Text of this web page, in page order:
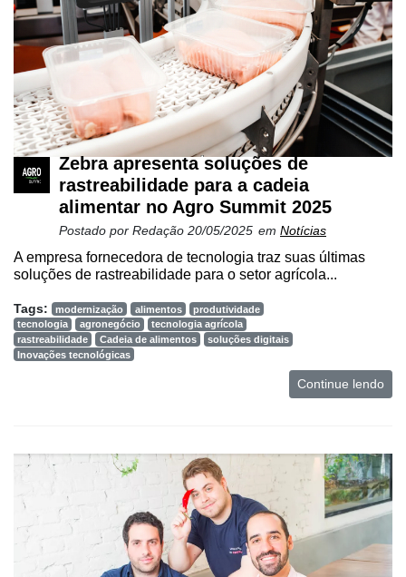
Zebra apresenta soluções de
rastreabilidade para a cadeia
alimentar no Agro Summit 2025
Postado por Redação 20/05/2025 em Notícias
A empresa fornecedora de tecnologia traz suas últimas
soluções de rastreabilidade para o setor agrícola...
Tags: modernização alimentos
produtividade
tecnologia
agronegócio
tecnologia agrícola
rastreabilidade
Cadeia de alimentos
soluções digitais
Inovações tecnológicas
Continue lendo